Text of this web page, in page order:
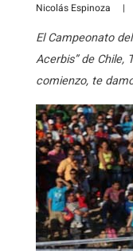
Nicolás Espinoza |
El Campeonato
Acerbis” de Chile,
comienzo, te